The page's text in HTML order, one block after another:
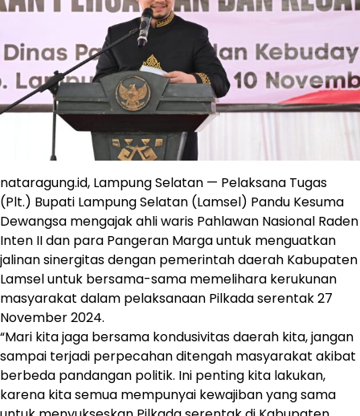
nataragung.id, Lampung Selatan — Pelaksana Tugas
(Plt.) Bupati Lampung Selatan (Lamsel) Pandu Kesuma
Dewangsa mengajak ahli waris Pahlawan Nasional Raden
Inten II dan para Pangeran Marga untuk menguatkan
jalinan sinergitas dengan pemerintah daerah Kabupaten
Lamsel untuk bersama-sama memelihara kerukunan
masyarakat dalam pelaksanaan Pilkada serentak 27
November 2024.
“Mari kita jaga bersama kondusivitas daerah kita, jangan
sampai terjadi perpecahan ditengah masyarakat akibat
berbeda pandangan politik. Ini penting kita lakukan,
karena kita semua mempunyai kewajiban yang sama